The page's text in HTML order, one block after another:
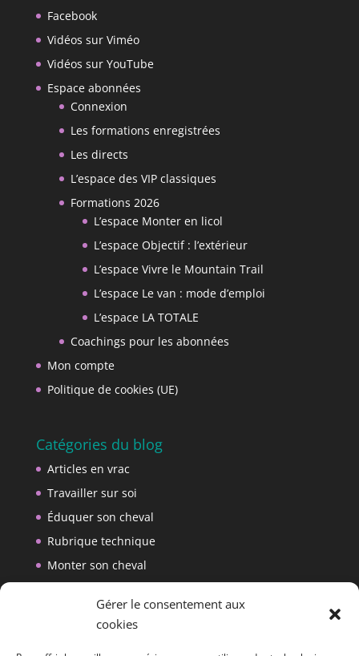
Gérer le consentement aux
cookies
Facebook
Vidéos sur Viméo
Vidéos sur YouTube
Espace abonnées
Connexion
Les formations enregistrées
Les directs
L’espace des VIP classiques
Formations 2026
L’espace Monter en licol
L’espace Objectif : l’extérieur
L’espace Vivre le Mountain Trail
L’espace Le van : mode d’emploi
L’espace LA TOTALE
Coachings pour les abonnées
Mon compte
Politique de cookies (UE)
Catégories du blog
Articles en vrac
Travailler sur soi
Éduquer son cheval
Rubrique technique
Monter son cheval